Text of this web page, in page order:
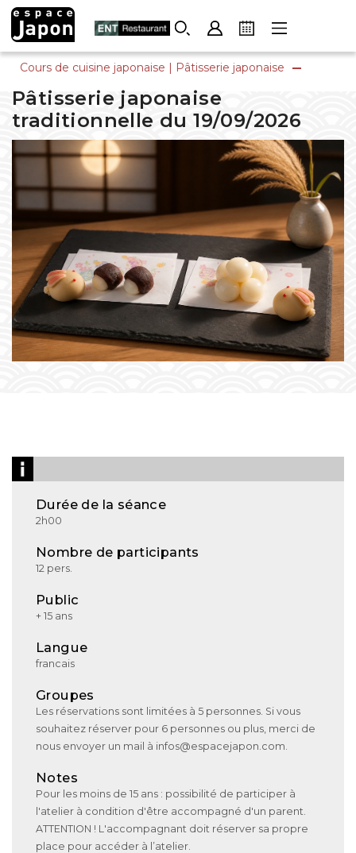
Skip
content
Cours de cuisine japonaise | Pâtisserie japonaise
Pâtisserie japonaise
traditionnelle du 19/09/2026
Durée de la séance
2h00
Nombre de participants
12 pers.
Public
+ 15 ans
Langue
francais
Groupes
Les réservations sont limitées à 5 personnes. Si vous
souhaitez réserver pour 6 personnes ou plus, merci de
nous envoyer un mail à infos@espacejapon.com.
Notes
Pour les moins de 15 ans : possibilité de participer à
l'atelier à condition d'être accompagné d'un parent.
ATTENTION ! L'accompagnant doit réserver sa propre
place pour accéder à l’atelier.